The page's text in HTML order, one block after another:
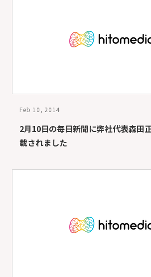
Feb 10, 2014
2月10日の毎日新聞に弊社代表森田
載されました